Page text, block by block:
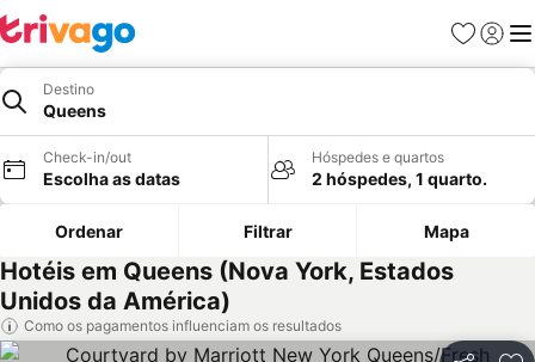
Favoritos
Iniciar
Destino
Queens
Check-in/out
Escolha as datas
Hóspedes e quartos
2 hóspedes, 1 quarto.
Ordenar Filtrar Mapa
Hotéis em Queens (Nova York, Estados
Unidos da América)
Como os pagamentos influenciam os resultados